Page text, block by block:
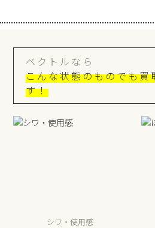
ベクトルなら
こんな状態のものでも買
す！
シワ・使用感